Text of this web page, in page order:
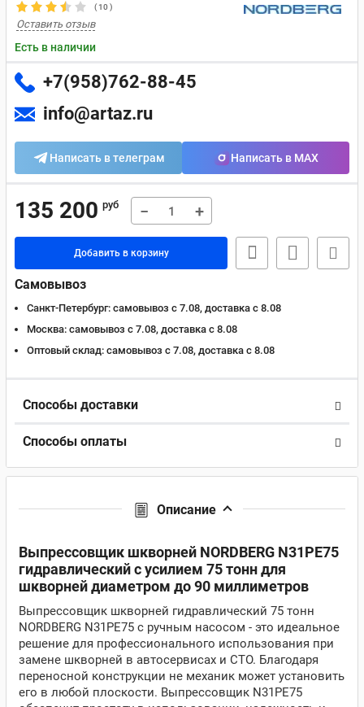
(10)
Оставить отзыв
Есть в наличии
+7(958)762-88-45
info@artaz.ru
Написать в телеграм Написать в MAX
135 200 руб − +
Добавить в корзину
Самовывоз
Санкт-Петербург: самовывоз с 7.08, доставка c 8.08
Москва: самовывоз с 7.08, доставка c 8.08
Оптовый склад: самовывоз с 7.08, доставка c 8.08
Способы доставки
Способы оплаты
Описание
Выпрессовщик шкворней NORDBERG N31PE75
гидравлический с усилием 75 тонн для
шкворней диаметром до 90 миллиметров
Выпрессовщик шкворней гидравлический 75 тонн
NORDBERG N31PE75 с ручным насосом - это идеальное
решение для профессионального использования при
замене шкворней в автосервисах и СТО. Благодаря
переносной конструкции не механик может установить
его в любой плоскости. Выпрессовщик N31PE75